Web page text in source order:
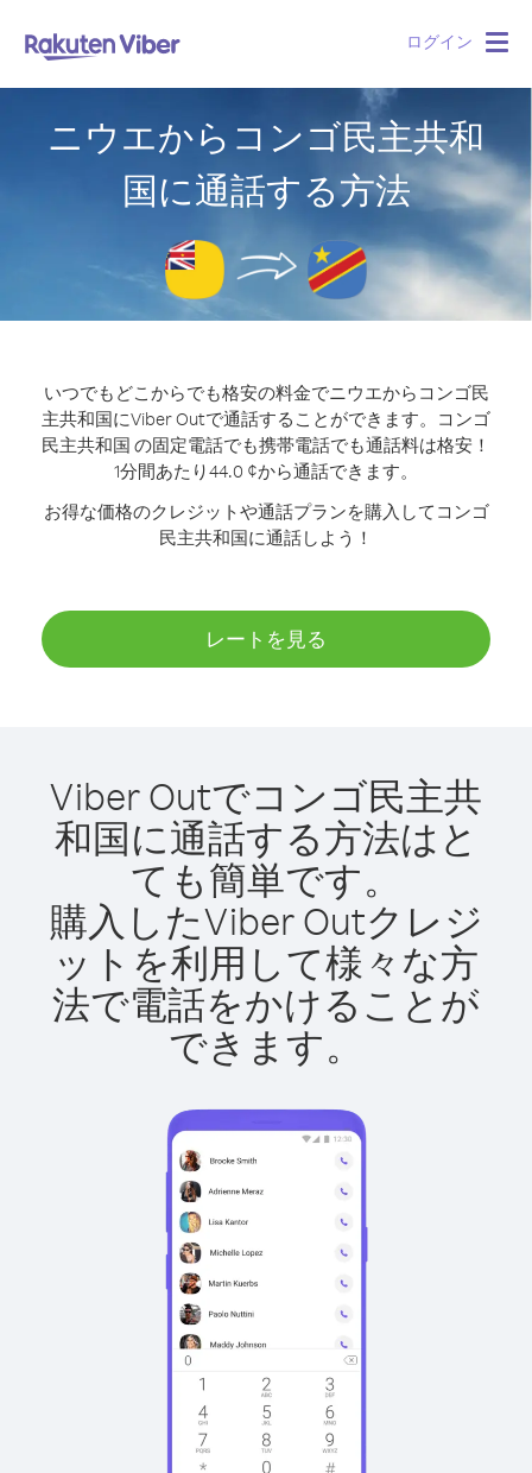
ログイン
ニウエからコンゴ民主共和
国に通話する方法
いつでもどこからでも格安の料金でニウエからコンゴ民
主共和国にViber Outで通話することができます。
コンゴ
民主共和国 の固定電話でも携帯電話でも通話料は格安！
1分間あたり44.0 ¢から通話できます。
お得な価格のクレジットや通話プランを購入してコンゴ
民主共和国に通話しよう！
レートを見る
Viber Outでコンゴ民主共
和国に通話する方法はと
ても簡単です。
購入したViber Outクレジ
ットを利用して様々な方
法で電話をかけることが
できます。